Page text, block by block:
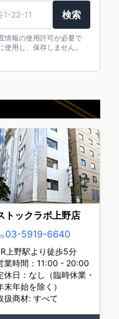
検索
情報の使用許可が必要で
用し、保存しません。
トックラボ上野店
03-5919-6640
上野駅より徒歩5分
業時間：11:00 - 20:00
休日：なし（臨時休業・
末年始を除く）
扱商材: すべて